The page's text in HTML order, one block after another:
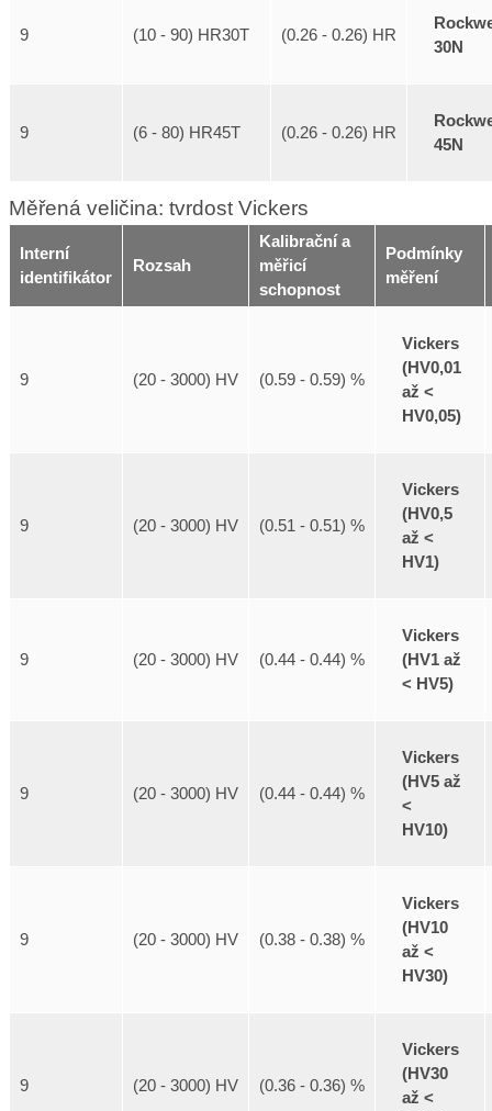
9 (10 - 90) HR30T (0.26 - 0.26) HR
30N
9 (6 - 80) HR45T (0.26 - 0.26) HR
45N
Měřená veličina: tvrdost Vickers
Interní
identifikátor
Rozsah
Kalibrační a
měřicí
schopnost
Podmínky
měření
9 (20 - 3000) HV (0.59 - 0.59) %
Vickers
(HV0,01
až <
HV0,05)
9 (20 - 3000) HV (0.51 - 0.51) %
Vickers
(HV0,5
až <
HV1)
9 (20 - 3000) HV (0.44 - 0.44) %
Vickers
(HV1 až
< HV5)
9 (20 - 3000) HV (0.44 - 0.44) %
Vickers
(HV5 až
<
HV10)
9 (20 - 3000) HV (0.38 - 0.38) %
Vickers
(HV10
až <
HV30)
9 (20 - 3000) HV (0.36 - 0.36) %
Vickers
(HV30
až <